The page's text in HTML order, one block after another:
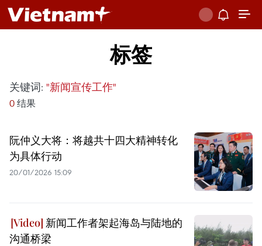
标签
关键词: "新闻宣传工作"
0 结果
阮仲义大将：将越共十四大精神转化
为具体行动
20/01/2026 15:09
新闻工作者架起海岛与陆地的
沟通桥梁